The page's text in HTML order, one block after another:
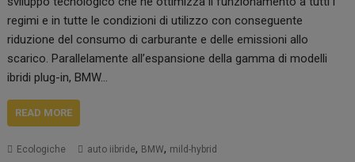
regimi e in tutte le condizioni di utilizzo con conseguente
riduzione del consumo di carburante e delle emissioni allo
scarico. Parallelamente all’espansione della gamma di modelli
ibridi plug-in, BMW…
READ MORE
Ecologiche auto iibride, BMW, mild-hybrid